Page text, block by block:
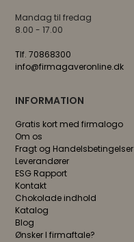
Mandag til fredag
8.00 - 17.00
Tlf. 70868300
info@firmagaveronline.dk
INFORMATION
Gratis kort med firmalogo
Om os
Fragt og Handelsbetingelser
Leverandører
ESG Rapport
Kontakt
Chokolade indhold
Katalog
Blog
Ønsker I firmaftale?